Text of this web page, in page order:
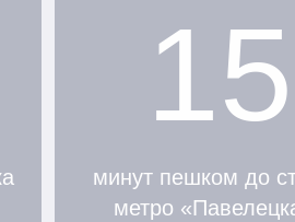
15
минут пешком до
метро